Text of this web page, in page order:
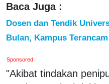
Baca Juga :
Dosen dan Tendik
Bulan, Kampus
Sponsored
"Akibat tindakan